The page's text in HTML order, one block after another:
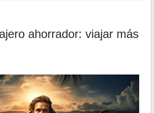
ahorrador: viajar más